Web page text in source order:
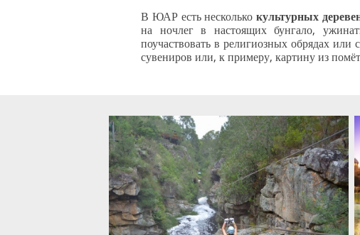
В ЮАР есть несколько культурных
на ночлег в настоящих бунгало,
поучаствовать в религиозных обрядах
сувениров или, к примеру, картину из